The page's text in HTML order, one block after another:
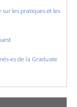
sur les pratiques et les
es de la Graduate